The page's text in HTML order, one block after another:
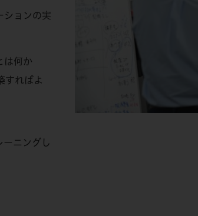
ションの実
は何か
すればよ
ーニングし